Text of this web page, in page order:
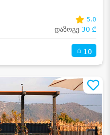
5.0
დაზოგე 30 ₾
10